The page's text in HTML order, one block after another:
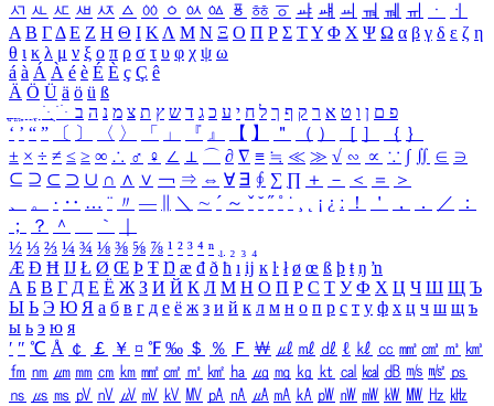
ㅺ ㅻ ㅼ ㅽ ㅾ ㅿ ㆀ ㆁ ㆂ ㆃ ㆄ ㆅ ㆆ ㆇ ㆈ ㆉ ㆊ ㆋ ㆌ ㆍ
ㆎ
Α Β ΓΔ Ε Ζ Η Θ Ι ΚΛ Μ Ν Ξ Ο Π Ρ Σ ΤΥ Φ Χ Ψ Ω α β γ δ ε ζ η
θ ι κ λ μ ν ξ ο π ρ σ τ υ φ χ ψ ω
á à Á À é è É È ç Ç ê
Ä Ö Ü ä ö ü ß
ִֶֹ ֻּ ׁׂ פ ם ן ו ט א ר ק ף ך ל ח י ע כ ג ד ש ץ ת צ מ נ ה ב
‘ ’ “ ” 〔 〕 〈 〉 「 」 『 』 【 】 ＂ （ ） ［ ］ ｛ ｝
± × ÷ ≠ ≤ ≥ ∞ ∴ ♂ ♀ ∠ ⊥ ⌒ ∂ ∇ ≡ ≒ ≪ ≫ √ ∽ ∝ ∵ ∫ ∬ ∈ ∋
⊆ ⊇ ⊂ ⊃ ∪ ∩ ∧ ∨ ￢ ⇒ ⇔ ∀ ∃ ∮ ∑ ∏ ＋ － ＜ ＝
＞
、
。 · ‥ … ¨ 〃 ― ＼ ∼ ´ ～ ˇ ˘ ˝ ˚ ˙ ¸ ¡ ¿ ː ！ ＇ ， ． ／
：
；
？ ＾ ｀
½ ⅓ ⅔ ¼ ¾ ⅛ ⅜ ⅝ ⅞ ¹ ² ³ ⁴ ⁿ ₁ ₂ ₃ ₄
Æ Ð Ħ Ĳ Ł Ø Œ Þ Ŧ Ŋ æ đ ð ħ ı ĳ ĸ ŀ ł ø œ ß þ ŧ ŋ ŉ
А Б В Г Д Е Ё Ж З И Й К Л М Н О П Р С Т У Ф Х Ц Ч Ш Щ Ъ
Ы Ь Э Ю Я а б в г д е ё ж з и й к л м н о п р с т у ф х ц ч ш щ ъ
ы ь э ю я
′ ″ ℃ Å ￠ ￡ ￥ ¤ ℉ ‰ ＄ ％ Ｆ ￦ ㎕ ㎖ ㎗ ℓ ㎘ ㏄ ㎣ ㎤ ㎥ ㎦
㎙ ㎚ ㎛ ㎜ ㎝ ㎞ ㎟ ㎠ ㎡ ㎢ ㏊ ㎍ ㎎ ㎏ ㏏ ㎈ ㎉ ㏈ ㎧ ㎨ ㎰
㎱ ㎲ ㎳ ㎴ ㎵ ㎶ ㎷ ㎸ ㎹ ㎀ ㎁ ㎂ ㎃ ㎄ ㎺ ㎻ ㎽ ㎾ ㎿ ㎐ ㎑